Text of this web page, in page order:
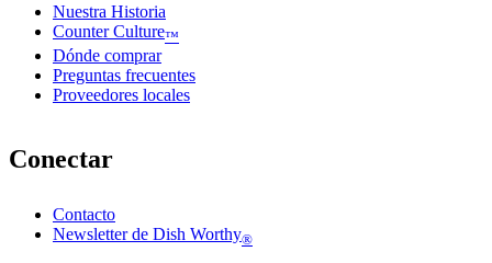
Nuestra Historia
Counter Culture™
Dónde comprar
Preguntas frecuentes
Proveedores locales
Conectar
Contacto
Newsletter de Dish Worthy®